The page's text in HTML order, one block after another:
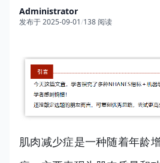
Administrator
发布于 2025-09-01/138 阅读
肌肉减少症是一种随着年龄